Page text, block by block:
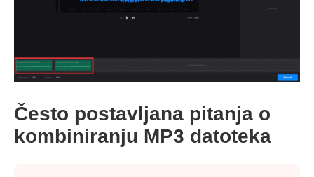
Često postavljana pitanja o
kombiniranju MP3 datoteka